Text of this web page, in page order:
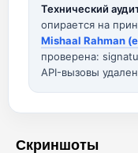
Технический
опирается на
Mishaal Rahman
проверена:
API-вызовы
Скриншоты